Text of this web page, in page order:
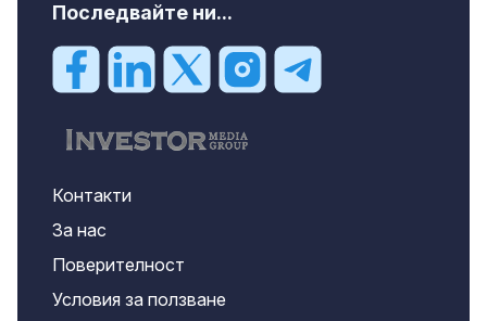
Последвайте ни...
Контакти
За нас
Поверителност
Условия за ползване